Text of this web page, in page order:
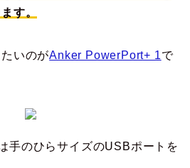
す。
いのがAnker PowerPort+ 1で
手のひらサイズのUSBポートを